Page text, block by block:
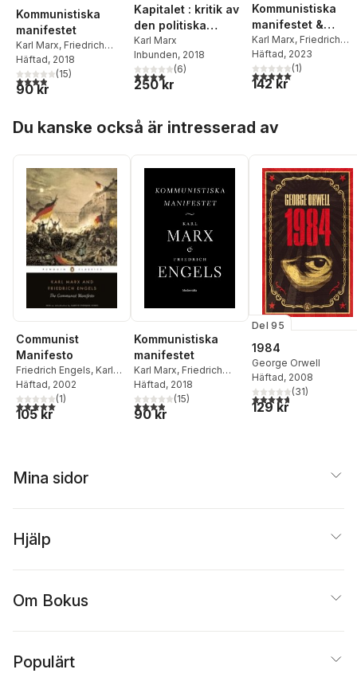
Kommunistiska
manifestet
Karl Marx, Friedrich
Engels
Häftad, 2018
3,9utav 5 stjärnor. Totalt antal röster:
(15)
90 kr
Kapitalet : kritik av
den politiska
ekonomin. Första
boken. Kapitalets
produktionsproces
s
Karl Marx
Inbunden, 2018
4,0utav 5 stjärnor. Totalt antal röster:
(6)
250 kr
Kommunistiska
manifestet &
kommunismens
grundsatser
Karl Marx, Friedrich
Engels
Häftad, 2023
5,0utav 5 stjärnor.
(1)
142 kr
Du kanske också är intresserad av
Communist
Manifesto
Friedrich Engels, Karl
Marx,Gareth Stedman
Jones,Gareth Jones
Häftad, 2002
5,0utav 5 stjärnor. Totalt antal röster:
(1)
105 kr
Kommunistiska
manifestet
Karl Marx, Friedrich
Engels
Häftad, 2018
3,9utav 5 stjärnor. Totalt antal röster:
(15)
90 kr
Del 95
1984
George Orwell
Häftad, 2008
4,7utav 5 stjärnor.
(31)
129 kr
Mina sidor
Hjälp
Om Bokus
Populärt